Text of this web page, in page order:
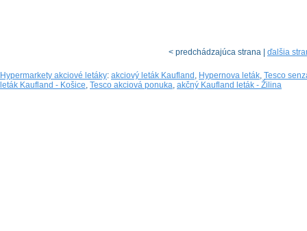
< predchádzajúca strana | ďalšia
Hypermarkety akciové letáky: akciový leták Kaufland , Hypernova leták, Tesco
leták Kaufland - Košice, Tesco akciová ponuka, akčný Kaufland leták - Žilina